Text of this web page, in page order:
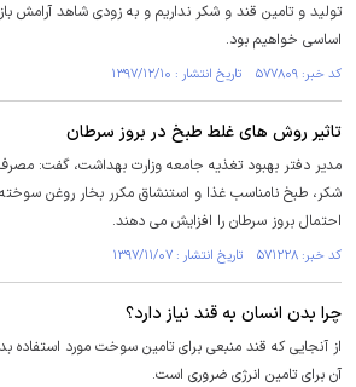
تولید و تامین قند و شکر نداریم و به زودی شاهد آرامش
اساسی خواهیم بود.
کد خبر: ۵۷۷۸۰۹ تاریخ انتشار : ۱۳۹۷/۱۲/۱۰
تاثیر روش های غلط طبخ در بروز سرطان
مدیر دفتر بهبود تغذیه جامعه وزارت بهداشت، گفت:
شکر، طبخ نامناسب غذا و استنشاق مکرر بخار روغن
احتمال بروز سرطان را افزایش می دهند.
کد خبر: ۵۷۱۲۲۸ تاریخ انتشار : ۱۳۹۷/۱۱/۰۷
چرا بدن انسان به قند نیاز دارد؟
از آنجایی که قند منبعی برای تامین سوخت مورد استفاده
آن برای تامین انرژی ضروری است.